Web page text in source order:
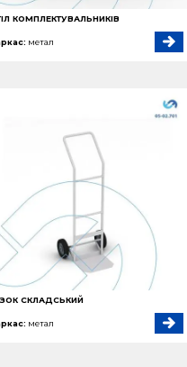
КОМПЛЕКТУВАЛЬНИКІВ
метал
СКЛАДСЬКИЙ
метал